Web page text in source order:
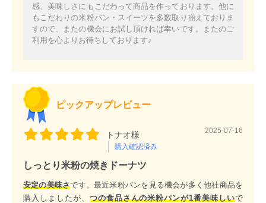
感、美味しさにもこだわって商品を作っております。他に
もこだわりの米粉パン・スイーツを多数取り揃えておりま
すので、またの機会にお試し頂ければ幸いです。またのご
利用を心よりお待ちしております♪
ピックアップレビュー
トナオ様
購入確認済み
2025-07-16
しっとり米粉の焼きドーナツ
安定の美味さです。最近米粉パンを見る機会が多く他社商品を
購入しましたが、 つの食品さんの米粉パンが1番美味しいで